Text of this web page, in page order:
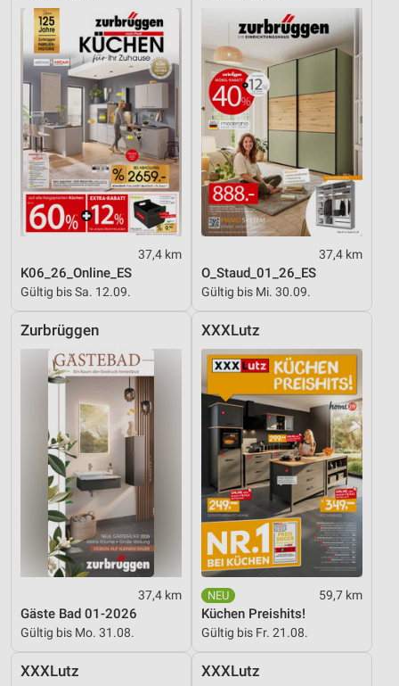
37,4 km
K06_26_Online_ES
Gültig bis Sa. 12.09.
37,4 km
O_Staud_01_26_ES
Gültig bis Mi. 30.09.
Zurbrüggen
37,4 km
Gäste Bad 01-2026
Gültig bis Mo. 31.08.
XXXLutz
59,7 km
Küchen Preishits!
Gültig bis Fr. 21.08.
XXXLutz XXXLutz